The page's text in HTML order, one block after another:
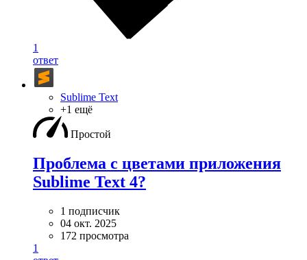
1
ответ
Sublime Text
+1 ещё
Простой
Проблема с цветами приложения
Sublime Text 4?
1 подписчик
04 окт. 2025
172 просмотра
1